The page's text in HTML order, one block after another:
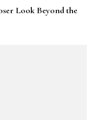
Look Beyond the